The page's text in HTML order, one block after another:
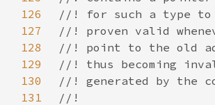
126
127
128
129
130
131